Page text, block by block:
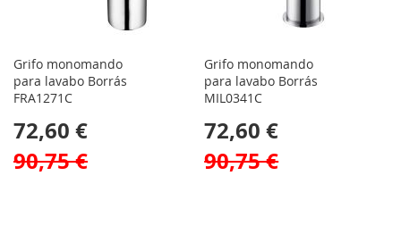
Grifo monomando
para lavabo Borrás
FRA1271C
72,60 €
90,75 €
Grifo monomando
para lavabo Borrás
MIL0341C
72,60 €
90,75 €